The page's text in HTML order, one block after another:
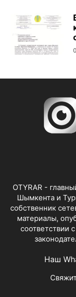
OTYRAR -
Шымкента и
собственник
материалы,
соответствии
Наш